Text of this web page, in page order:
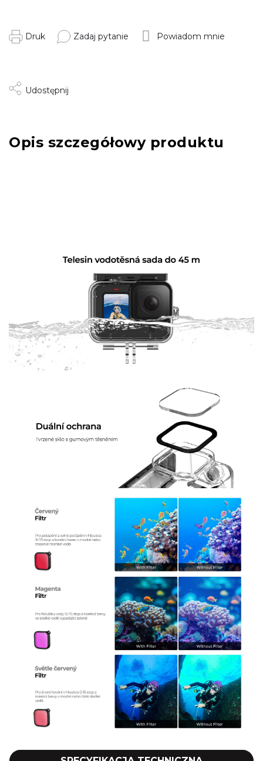
Druk Zadaj pytanie Powiadom mnie
Udostępnij
Opis szczegółowy produktu